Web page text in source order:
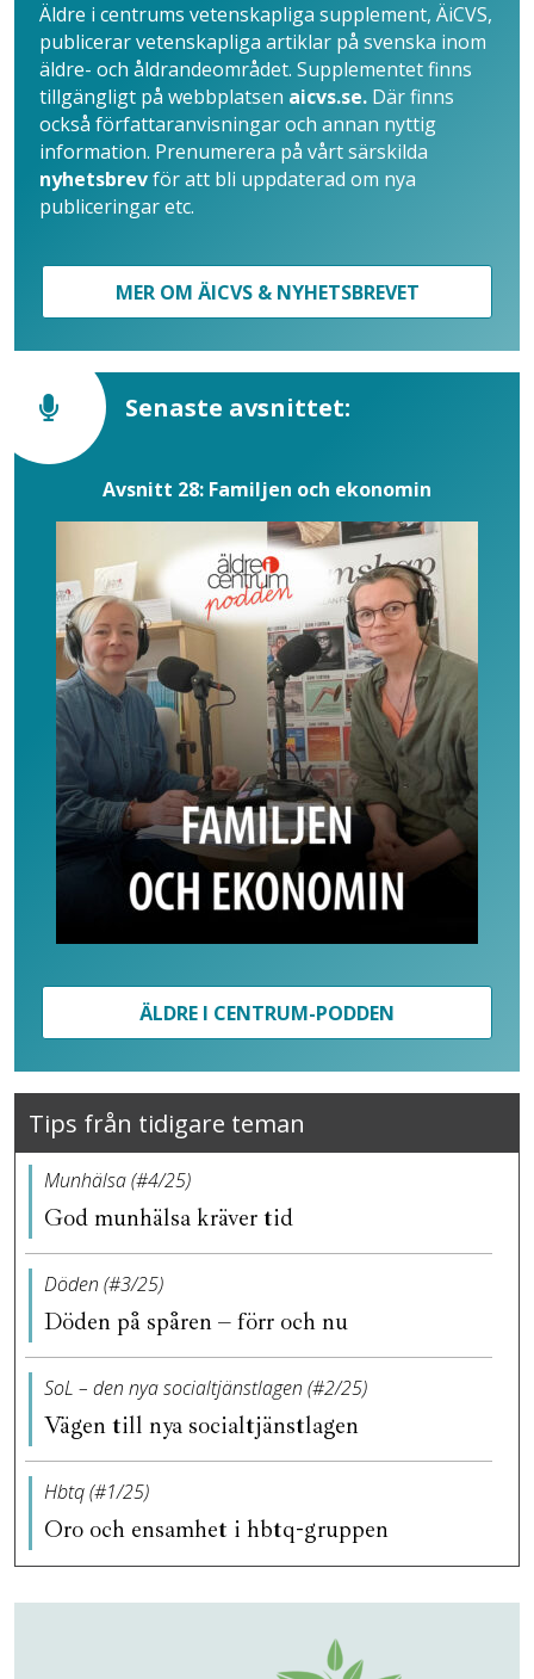
Äldre i centrums vetenskapliga supplement, ÄiCVS,
publicerar vetenskapliga artiklar på svenska inom
äldre- och åldrandeområdet. Supplementet finns
tillgängligt på webbplatsen aicvs.se. Där finns
också författaranvisningar och annan nyttig
information. Prenumerera på vårt särskilda
nyhetsbrevför att bli uppdaterad om nya
publiceringar etc.
MER OM ÄICVS & NYHETSBREVET
Senaste avsnittet:
Avsnitt 28: Familjen och ekonomin
ÄLDRE I CENTRUM-PODDEN
Tips från tidigare teman
Munhälsa (#4/25)
God munhälsa kräver tid
Döden (#3/25)
Döden på spåren – förr och nu
SoL – den nya socialtjänstlagen (#2/25)
Vägen till nya socialtjänstlagen
Hbtq (#1/25)
Oro och ensamhet i hbtq-gruppen